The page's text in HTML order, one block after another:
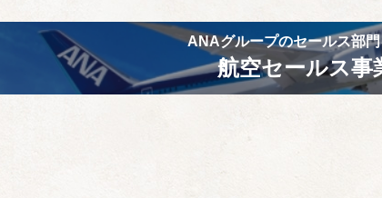
ANAグループのセールス部
航空セールス事